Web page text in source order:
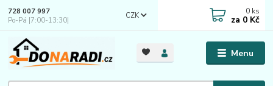
Menu
CZK
728 007 997
Po-Pá |7:00-13:30|
0 ks
za 0 Kč